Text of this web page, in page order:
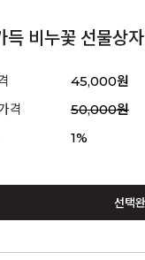
득 비누꽃 선물상자
45,000원
격
50,000원
1%
선택